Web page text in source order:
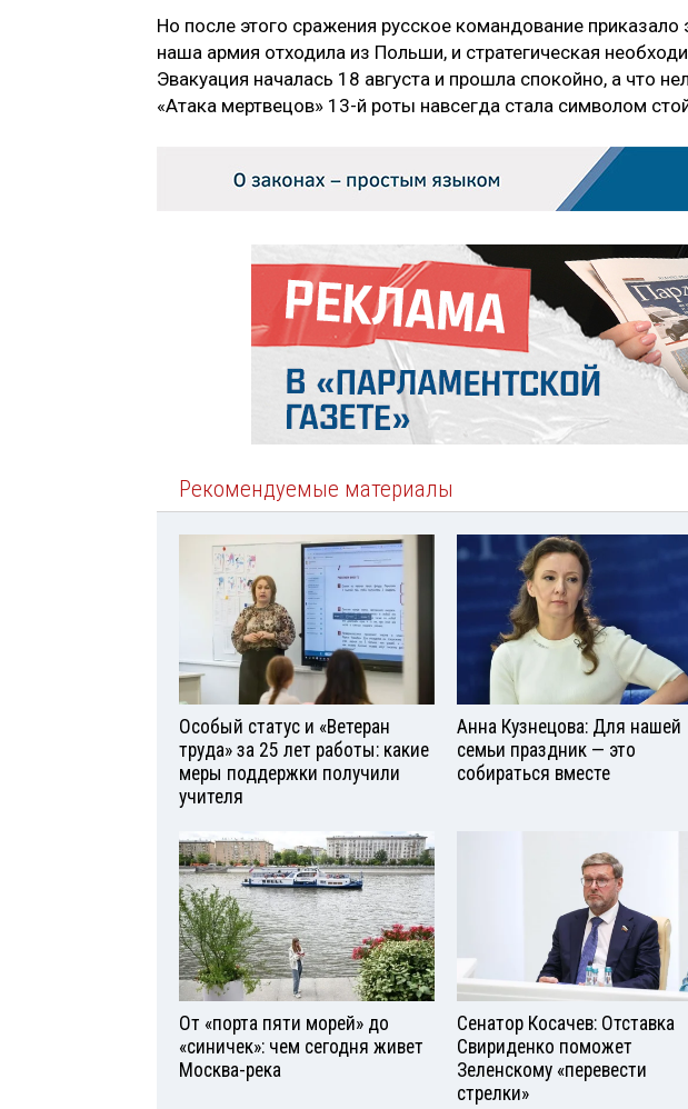
Но после этого сражения русское командование приказало
наша армия отходила из Польши, и стратегическая
Эвакуация началась 18 августа и прошла спокойно, а что
«Атака мертвецов» 13-й роты навсегда стала символом
Рекомендуемые материалы
Особый статус и «Ветеран
труда» за 25 лет работы: какие
меры поддержки получили
учителя
Анна Кузнецова: Для нашей
семьи праздник — это
собираться вместе
От «порта пяти морей» до
«синичек»: чем сегодня живет
Москва-река
Сенатор Косачев: Отставка
Свириденко поможет
Зеленскому «перевести
стрелки»